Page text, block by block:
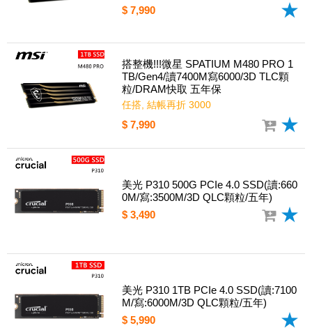
$ 7,990
搭整機!!!微星 SPATIUM M480 PRO 1
TB/Gen4/讀7400M寫6000/3D TLC顆
粒/DRAM快取 五年保
任搭, 結帳再折 3000
$ 7,990
美光 P310 500G PCIe 4.0 SSD(讀:660
0M/寫:3500M/3D QLC顆粒/五年)
$ 3,490
美光 P310 1TB PCIe 4.0 SSD(讀:7100
M/寫:6000M/3D QLC顆粒/五年)
$ 5,990